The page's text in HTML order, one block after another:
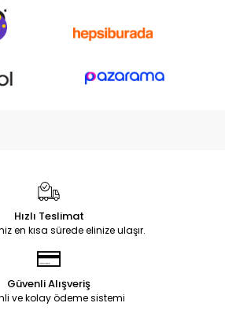
Hızlı Teslimat
en kısa sürede elinize ulaşır.
Güvenli Alışveriş
ve kolay ödeme sistemi